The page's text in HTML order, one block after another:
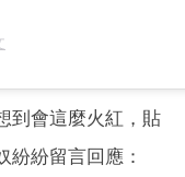
到會這麼火紅，貼
紛紛留言回應：